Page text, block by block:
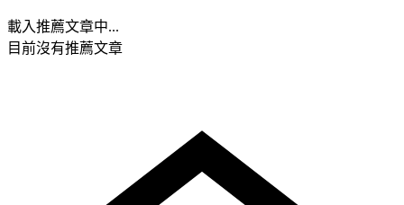
載入推薦文章中...
目前沒有推薦文章